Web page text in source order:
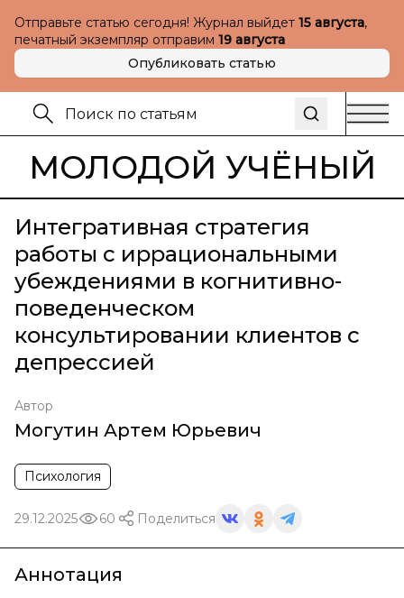
Отправьте статью сегодня! Журнал выйдет 15 августа,
печатный экземпляр отправим 19 августа
Опубликовать статью
МОЛОДОЙ УЧЁНЫЙ
Интегративная стратегия
работы с иррациональными
убеждениями в когнитивно-
поведенческом
консультировании клиентов с
депрессией
Автор
Могутин Артем Юрьевич
Психология
29.12.2025 60 Поделиться
Аннотация